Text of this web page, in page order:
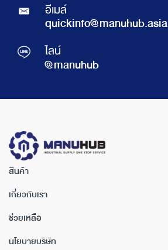
อีเมล์
quickinfo@manuhub.asia
ไลน์
@manuhub
สินค้า
เกี่ยวกับเรา
ช่วยเหลือ
นโยบายบริษัท